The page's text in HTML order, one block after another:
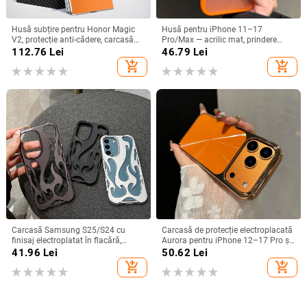
Husă subțire pentru Honor Magic
V2, protecție anti-cădere, carcasă
dură pentru ecran pliabil, finisaj PU
112.76 Lei
add_shopping_cart
Husă pentru iPhone 11–17
Pro/Max — acrilic mat, prindere
magnetică, protecție anti-cadere,
46.79 Lei
add_shopping_cart
Carcasă Samsung S25/S24 cu
finisaj electroplatat în flacără,
design decupat, compatibilă cu
41.96 Lei
add_shopping_cart
Carcasă de protecție electroplacată
Aurora pentru iPhone 12–17 Pro și
Pro Max, acoperire completă, anti-
50.62 Lei
add_shopping_cart